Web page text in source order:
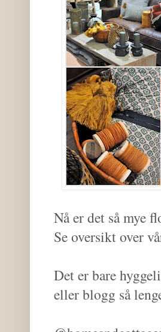
Nå er det så mye
Se oversikt over
Det er bare
eller blogg så